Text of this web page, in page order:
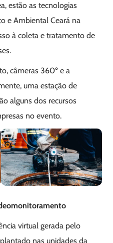
estão as tecnologias
e Ambiental Ceará na
à coleta e tratamento de
câmeras 360º e a
uma estação de
alguns dos recursos
no evento.
virtual gerada pelo
nas unidades da